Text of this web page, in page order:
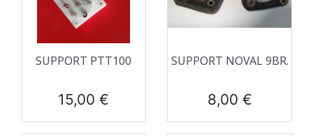
SUPPORT PTT100
Prix
15,00 €
SUPPORT NOVAL 9BR.
Prix
8,00 €